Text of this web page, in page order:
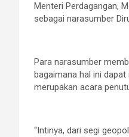
Menteri Perdagangan,
sebagai narasumber
Para narasumber
bagaimana hal ini
merupakan acara
“Intinya, dari segi